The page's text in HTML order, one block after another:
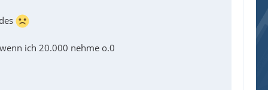
ich 20.000 nehme o.0